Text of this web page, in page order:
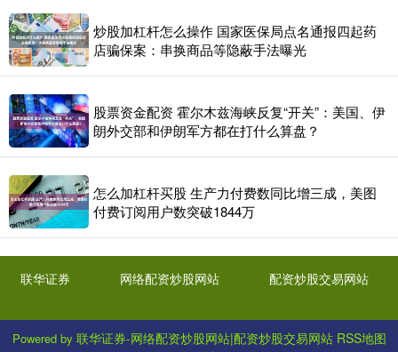
炒股加杠杆怎么操作 国家医保局点名通报四起药
店骗保案：串换商品等隐蔽手法曝光
股票资金配资 霍尔木兹海峡反复“开关”：美国、伊
朗外交部和伊朗军方都在打什么算盘？
怎么加杠杆买股 生产力付费数同比增三成，美图
付费订阅用户数突破1844万
联华证券 网络配资炒股网站 配资炒股交易网站
Powered by 联华证券-网络配资炒股网站|配资炒股交易网站 RSS地图